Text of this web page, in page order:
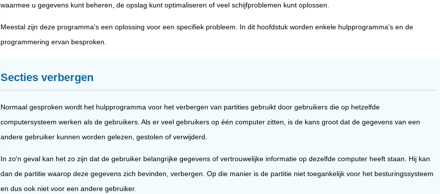
waarmee u gegevens kunt beheren, de opslag kunt optimaliseren of veel schijfproblemen kunt oplossen.
Meestal zijn deze programma's een oplossing voor een specifiek probleem. In dit hoofdstuk worden enkele hulpprogramma's en de
programmering ervan besproken.
Secties verbergen
Normaal gesproken wordt het hulpprogramma voor het verbergen van partities gebruikt door gebruikers die op hetzelfde
computersysteem werken als de gebruikers. Als er veel gebruikers op één computer zitten, is de kans groot dat de gegevens van een
andere gebruiker kunnen worden gelezen, gestolen of verwijderd.
In zo'n geval kan het zo zijn dat de gebruiker belangrijke gegevens of vertrouwelijke informatie op dezelfde computer heeft staan. Hij kan
dan de partitie waarop deze gegevens zich bevinden, verbergen. Op die manier is de partitie niet toegankelijk voor het besturingssysteem
en dus ook niet voor een andere gebruiker.